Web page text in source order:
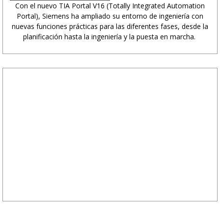
Con el nuevo TIA Portal V16 (Totally Integrated Automation
Portal), Siemens ha ampliado su entorno de ingeniería con
nuevas funciones prácticas para las diferentes fases, desde la
planificación hasta la ingeniería y la puesta en marcha.